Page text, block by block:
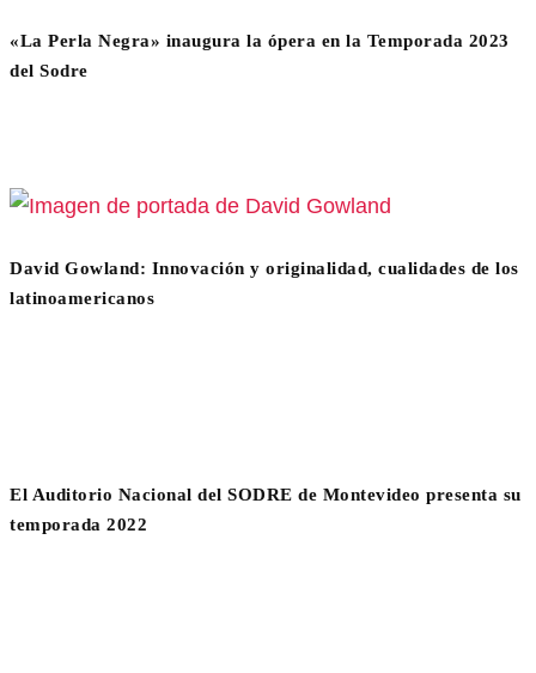
«La Perla Negra» inaugura la ópera en la Temporada 2023
del Sodre
David Gowland: Innovación y originalidad, cualidades de los
latinoamericanos
El Auditorio Nacional del SODRE de Montevideo presenta su
temporada 2022